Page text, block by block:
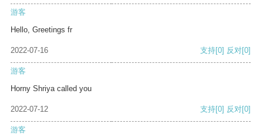
游客
Hello, Greetings fr
2022-07-16 支持[0] 反对[0]
游客
Horny Shriya called you
2022-07-12 支持[0] 反对[0]
游客